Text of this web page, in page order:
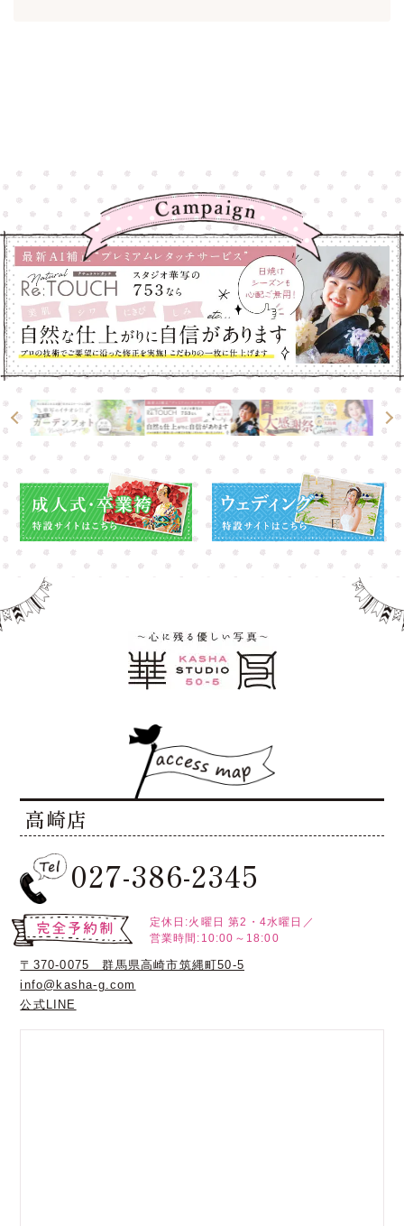
高崎店
027-386-2345
定休日:火曜日 第2・4水曜日／
営業時間:10:00～18:00
〒370-0075 群馬県高崎市筑縄町50-5
info@kasha-g.com
公式LINE
高崎店
大宮店
高崎店
大宮店